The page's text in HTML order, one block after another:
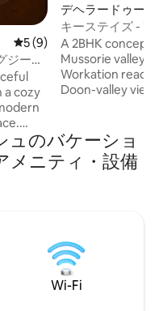
レビュー9件、5つ星中5つ
5 (9)
ジー付
デヘラードゥーン
ニアム
キーステイズ - 高
スペース2BHK
A 2BHK concept
Mussorie valley
Workation ready
Doon-valley view. The space offers a
Suggested stay! Don’t miss this June
season to
ranges. It’s
Dehradun
ュのバケーショ
メニティ・設備
Wi-Fi